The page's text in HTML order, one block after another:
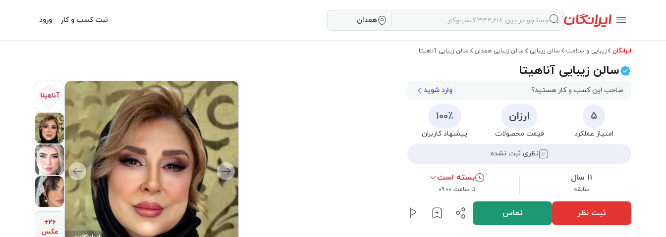
همدان ثبت کسب و کار ورود
ایرانگان زیبایی و سلامت سالن زیبایی سالن زیبایی همدان سالن زیبایی آناهیتا
سالن زیبایی آناهیتا
صاحب این کسب و کار هستید؟ وارد شوید
۵
امتیاز عملکرد
ارزان
قیمت محصولات
۱۰۰٪
پیشنهاد کاربران
نظری ثبت نشده
۱۱ سال
سابقه
بسته است
تا ساعت ۰۹:۰۰
ثبت نظر تماس
آناهیتا
۲۶+
عکس